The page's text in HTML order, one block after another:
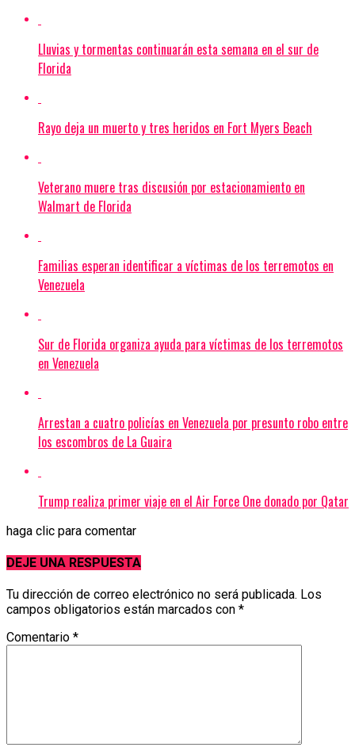
Lluvias y tormentas continuarán esta semana en el sur de
Florida
Rayo deja un muerto y tres heridos en Fort Myers Beach
Veterano muere tras discusión por estacionamiento en
Walmart de Florida
Familias esperan identificar a víctimas de los terremotos en
Venezuela
Sur de Florida organiza ayuda para víctimas de los terremotos
en Venezuela
Arrestan a cuatro policías en Venezuela por presunto robo entre
los escombros de La Guaira
Trump realiza primer viaje en el Air Force One donado por Qatar
haga clic para comentar
DEJE UNA RESPUESTA
Tu dirección de correo electrónico no será publicada. Los
campos obligatorios están marcados con *
Comentario *